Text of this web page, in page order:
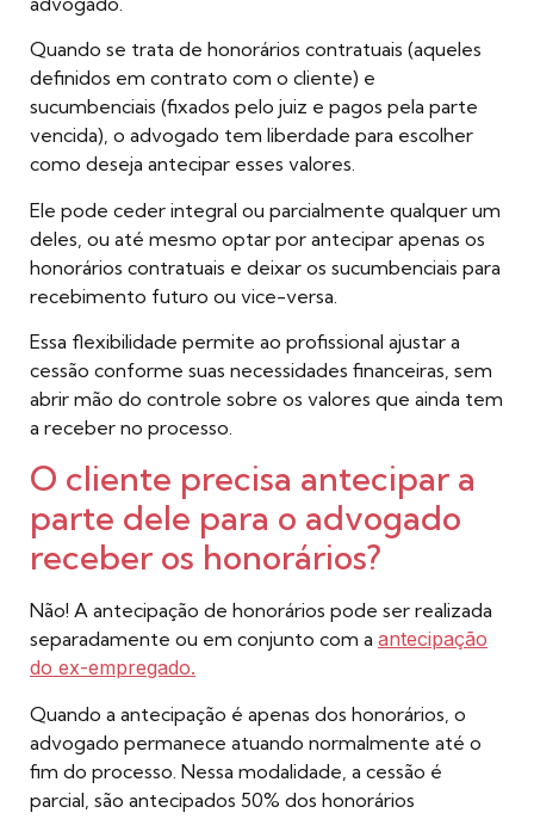
Quando se trata de honorários contratuais (aqueles
definidos em contrato com o cliente) e
sucumbenciais (fixados pelo juiz e pagos pela parte
vencida), o advogado tem liberdade para escolher
como deseja antecipar esses valores.
Ele pode ceder integral ou parcialmente qualquer um
deles, ou até mesmo optar por antecipar apenas os
honorários contratuais e deixar os sucumbenciais para
recebimento futuro ou vice-versa.
Essa flexibilidade permite ao profissional ajustar a
cessão conforme suas necessidades financeiras, sem
abrir mão do controle sobre os valores que ainda tem
a receber no processo.
O cliente precisa antecipar a
parte dele para o advogado
receber os honorários?
Não! A antecipação de honorários pode ser realizada
separadamente ou em conjunto com a antecipação
do ex-empregado.
Quando a antecipação é apenas dos honorários, o
advogado permanece atuando normalmente até o
fim do processo. Nessa modalidade, a cessão é
parcial, são antecipados 50% dos honorários